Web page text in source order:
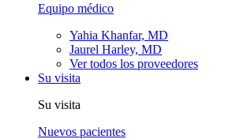
Equipo médico
Yahia Khanfar, MD
Jaurel Harley, MD
Ver todos los proveedores
Su visita
Su visita
Nuevos pacientes